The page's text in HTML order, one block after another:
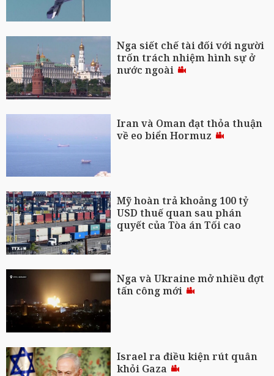
Nga siết chế tài đối với người
trốn trách nhiệm hình sự ở
nước ngoài
Iran và Oman đạt thỏa thuận
về eo biển Hormuz
Mỹ hoàn trả khoảng 100 tỷ
USD thuế quan sau phán
quyết của Tòa án Tối cao
Nga và Ukraine mở nhiều đợt
tấn công mới
Israel ra điều kiện rút quân
khỏi Gaza